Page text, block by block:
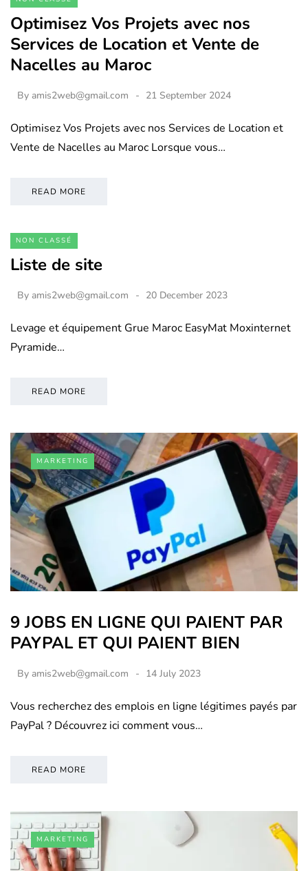
Optimisez Vos Projets avec nos
Services de Location et Vente de
Nacelles au Maroc
By amis2web@gmail.com 21 September 2024
Optimisez Vos Projets avec nos Services de Location et
Vente de Nacelles au Maroc Lorsque vous…
READ MORE
NON CLASSÉ
Liste de site
By amis2web@gmail.com 20 December 2023
Levage et équipement Grue Maroc EasyMat Moxinternet
Pyramide…
READ MORE
MARKETING
9 JOBS EN LIGNE QUI PAIENT PAR
PAYPAL ET QUI PAIENT BIEN
By amis2web@gmail.com 14 July 2023
Vous recherchez des emplois en ligne légitimes payés par
PayPal ? Découvrez ici comment vous…
READ MORE
MARKETING